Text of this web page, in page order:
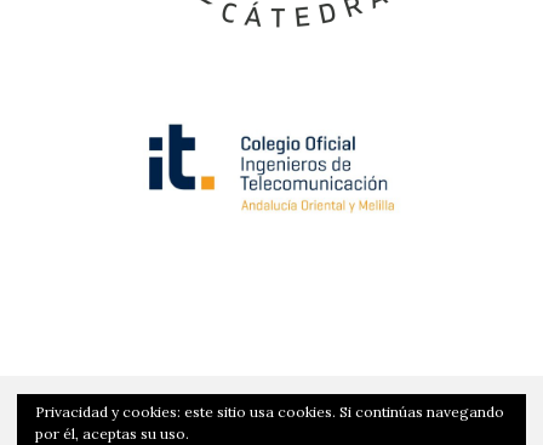
Privacidad y cookies: este sitio usa cookies. Si continúas navegando
por él, aceptas su uso.